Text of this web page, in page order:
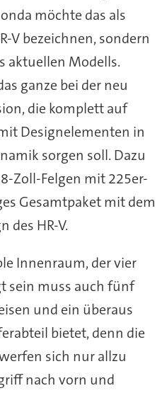
möchte das als
V bezeichnen, sondern
aktuellen Modells.
ganze bei der neu
die komplett auf
Designelementen in
sorgen soll. Dazu
Zoll-Felgen mit 225er-
Gesamtpaket mit dem
des HR-V.
Innenraum, der vier
sein muss auch fünf
und ein überaus
bietet, denn die
sich nur allzu
nach vorn und